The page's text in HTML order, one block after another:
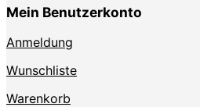
Mein Benutzerkonto
Anmeldung
Wunschliste
Warenkorb